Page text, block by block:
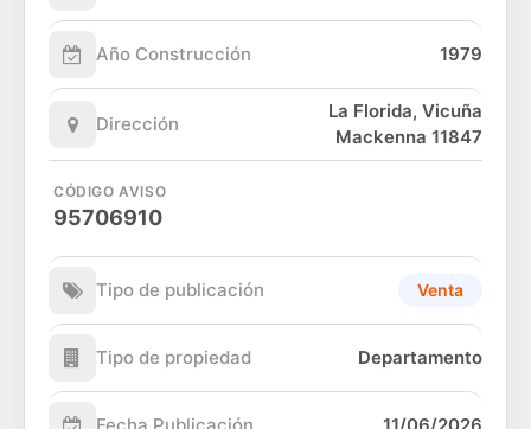
Año Construcción 1979
Dirección
La Florida, Vicuña
Mackenna 11847
CÓDIGO AVISO
95706910
Tipo de publicación Venta
Tipo de propiedad Departamento